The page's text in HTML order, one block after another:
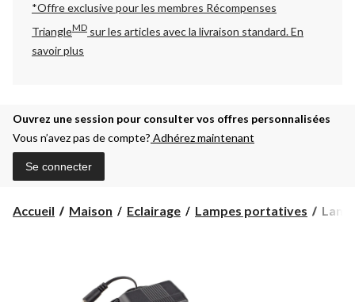
*Offre exclusive pour les membres Récompenses
TriangleMD sur les articles avec la livraison standard.En
savoir plus
Ouvrez une session pour consulter vos offres personnalisées
Vous n’avez pas de compte? Adhérez maintenant
Se connecter
Accueil Maison Eclairage Lampes portatives